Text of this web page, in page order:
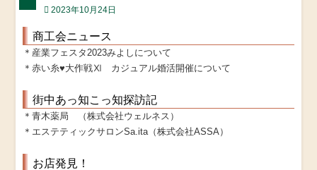
2023年10月24日
商工会ニュース
＊産業フェスタ2023みよしについて
＊赤い糸♥大作戦Ⅺ カジュアル婚活開催について
街中あっ知こっ知探訪記
＊青木薬局 （株式会社ウェルネス）
＊エステティックサロンSa.ita（株式会社ASSA）
お店発見！